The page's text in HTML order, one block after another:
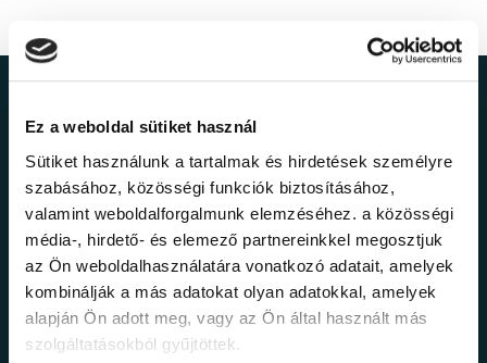
Ez a weboldal sütiket használ
Sütiket használunk a tartalmak és hirdetések személyre
szabásához, közösségi funkciók biztosításához,
valamint weboldalforgalmunk elemzéséhez. a közösségi
média-, hirdető- és elemező partnereinkkel megosztjuk
az Ön weboldalhasználatára vonatkozó adatait, amelyek
kombinálják a más adatokat olyan adatokkal, amelyek
alapján Ön adott meg, vagy az Ön által használt más
szolgáltatásokból gyűjtöttek.
Ne maradj le a
legfrissebb
információkról!
Értesülj elsőként legújabb tanfolyamainkról,
legfrissebb híreinkről és időszakos
promócióinkról.